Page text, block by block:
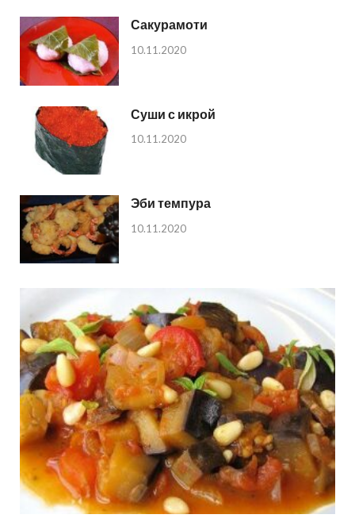
Сакурамоти
10.11.2020
Суши с икрой
10.11.2020
Эби темпура
10.11.2020